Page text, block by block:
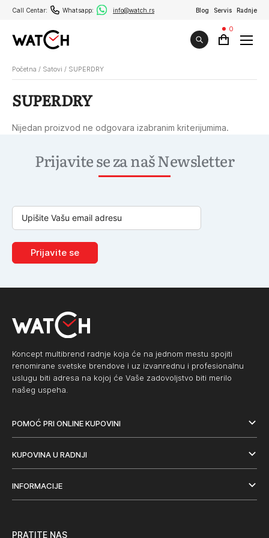
Call Centar: Whatsapp: info@watch.rs Blog Servis Radnje
0
Početna / Satovi / SUPERDRY
SUPERDRY
Nijedan proizvod ne odgovara izabranim kriterijumima.
Prijavite se za naš Newsletter
Prijavite se
Koncept multibrend radnje koja će na jednom mestu spojiti
renomirane svetske brendove i uz izvanrednu i profesionalnu
uslugu biti adresa na kojoj će Vaše zadovoljstvo biti merilo
našeg uspeha.
POMOĆ PRI ONLINE KUPOVINI
KUPOVINA U RADNJI
INFORMACIJE
PRATITE NAS